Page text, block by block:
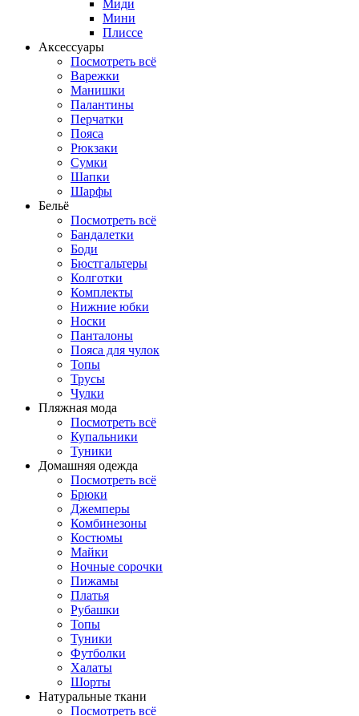
Миди
Мини
Плиссе
Аксессуары
Посмотреть всё
Варежки
Манишки
Палантины
Перчатки
Пояса
Рюкзаки
Сумки
Шапки
Шарфы
Бельё
Посмотреть всё
Бандалетки
Боди
Бюстгальтеры
Колготки
Комплекты
Нижние юбки
Носки
Панталоны
Поясa для чулок
Топы
Трусы
Чулки
Пляжная мода
Посмотреть всё
Купальники
Туники
Домашняя одежда
Посмотреть всё
Брюки
Джемперы
Комбинезоны
Костюмы
Майки
Ночные сорочки
Пижамы
Платья
Рубашки
Топы
Туники
Футболки
Халаты
Шорты
Натуральные ткани
Посмотреть всё